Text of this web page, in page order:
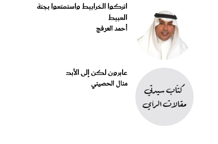
اتركوا الخرابيط واستمتعوا بجنة
العبيط
أحمد العرفج
عابرون لكن إلى الأبد
منال الحصيني